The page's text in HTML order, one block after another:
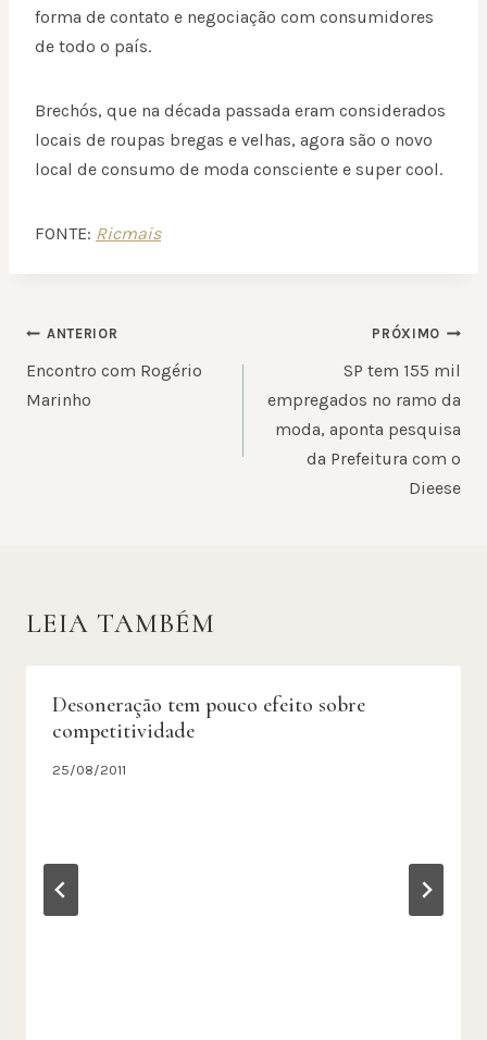
forma de contato e negociação com consumidores
de todo o país.
Brechós, que na década passada eram considerados
locais de roupas bregas e velhas, agora são o novo
local de consumo de moda consciente e super cool.
FONTE: Ricmais
NAVEGAÇÃO
DE
POST
ANTERIOR
Encontro com Rogério
Marinho
PRÓXIMO
SP tem 155 mil
empregados no ramo da
moda, aponta pesquisa
da Prefeitura com o
Dieese
LEIA TAMBÉM
Desoneração tem pouco efeito sobre
competitividade
25/08/2011